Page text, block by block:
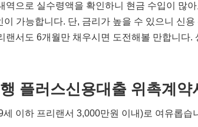
역으로 실수령액을 확인하니 현금 수입이 많
이 가능합니다. 단, 금리가 높을 수 있으니 신
랜서도 6개월만 채우시면 도전해볼 만합니다.
플러스신용대출 위촉계약
세 이하 프리랜서 3,000만원 이내)로 여유롭습